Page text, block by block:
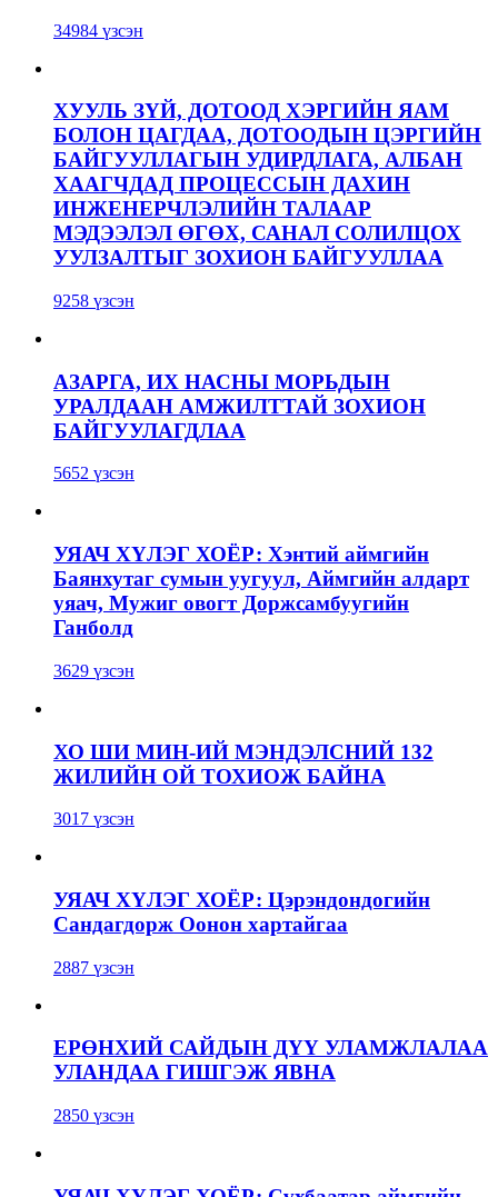
34984 үзсэн
ХУУЛЬ ЗҮЙ, ДОТООД ХЭРГИЙН ЯАМ
БОЛОН ЦАГДАА, ДОТООДЫН ЦЭРГИЙН
БАЙГУУЛЛАГЫН УДИРДЛАГА, АЛБАН
ХААГЧДАД ПРОЦЕССЫН ДАХИН
ИНЖЕНЕРЧЛЭЛИЙН ТАЛААР
МЭДЭЭЛЭЛ ӨГӨХ, САНАЛ СОЛИЛЦОХ
УУЛЗАЛТЫГ ЗОХИОН БАЙГУУЛЛАА
9258 үзсэн
АЗАРГА, ИХ НАСНЫ МОРЬДЫН
УРАЛДААН АМЖИЛТТАЙ ЗОХИОН
БАЙГУУЛАГДЛАА
5652 үзсэн
УЯАЧ ХҮЛЭГ ХОЁР: Хэнтий аймгийн
Баянхутаг сумын уугуул, Аймгийн алдарт
уяач, Мужиг овогт Доржсамбуугийн
Ганболд
3629 үзсэн
ХО ШИ МИН-ИЙ МЭНДЭЛСНИЙ 132
ЖИЛИЙН ОЙ ТОХИОЖ БАЙНА
3017 үзсэн
УЯАЧ ХҮЛЭГ ХОЁР: Цэрэндондогийн
Сандагдорж Оонон хартайгаа
2887 үзсэн
ЕРӨНХИЙ САЙДЫН ДҮҮ УЛАМЖЛАЛАА
УЛАНДАА ГИШГЭЖ ЯВНА
2850 үзсэн